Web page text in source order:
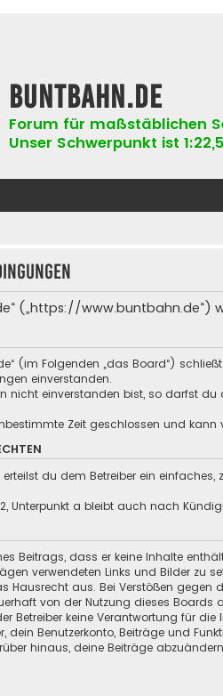
buntbahn.de
Forum für maßstäblichen
Unser Schwerpunkt ist
(„https://www.buntbahn.de“)
(im Folgenden „das Board“)
einverstanden.
nicht einverstanden bist, so darfst
Zeit geschlossen und
erteilst du dem Betreiber ein
Unterpunkt a bleibt auch nach
Beitrags, dass er keine Inhalte
verwendeten Links und Bilder zu
Hausrecht aus. Bei Verstößen
von der Nutzung dieses Boards
Betreiber keine Verantwortung für
dein Benutzerkonto, Beiträge und
hinaus, deine Beiträge